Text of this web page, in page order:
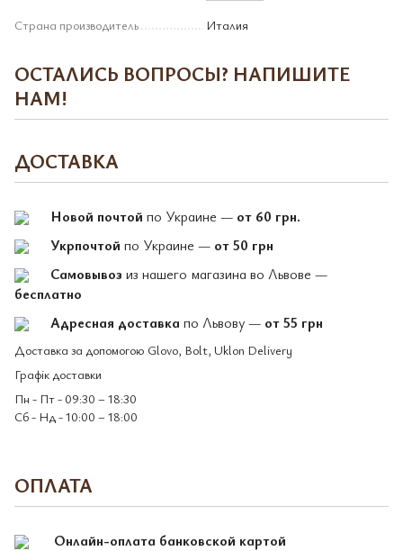
Страна производитель
Италия
ОСТАЛИСЬ ВОПРОСЫ? НАПИШИТЕ
НАМ!
ДОСТАВКА
Новой почтой по Украине — от 60 грн.
Укрпочтой по Украине — от 50 грн
Самовывоз из нашего магазина во Львове —
бесплатно
Адресная доставка по Львову — от 55 грн
Доставка за допомогою Glovo, Bolt, Uklon Delivery
Графік доставки
Пн - Пт - 09:30 – 18:30
Сб - Нд - 10:00 – 18:00
ОПЛАТА
Онлайн-оплата банковской картой